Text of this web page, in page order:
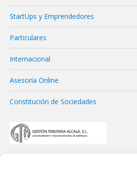
StartUps y Emprendedores
Particulares
Internacional
Asesoría Online
Constitución de Sociedades